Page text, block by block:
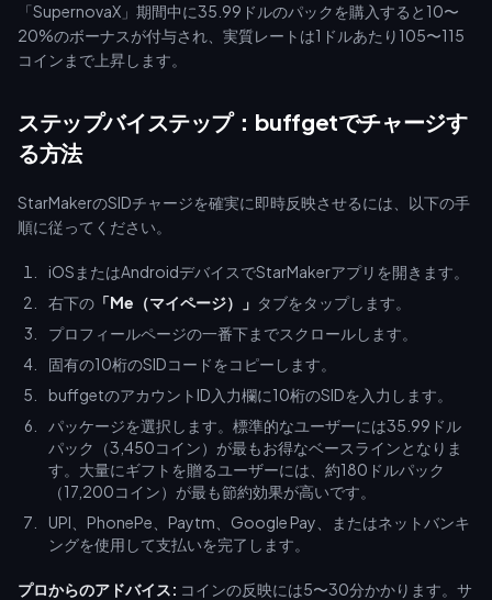
「SupernovaX」期間中に35.99ドルのパックを購入すると10〜
20%のボーナスが付与され、実質レートは1ドルあたり105〜115
コインまで上昇します。
ステップバイステップ：buffgetでチャージす
る方法
StarMakerのSIDチャージを確実に即時反映させるには、以下の手
順に従ってください。
iOSまたはAndroidデバイスでStarMakerアプリを開きます。
右下の 「Me（マイページ）」 タブをタップします。
プロフィールページの一番下までスクロールします。
固有の10桁のSIDコードをコピーします。
buffgetのアカウントID入力欄に10桁のSIDを入力します。
パッケージを選択します。標準的なユーザーには35.99ドル
パック（3,450コイン）が最もお得なベースラインとなりま
す。大量にギフトを贈るユーザーには、約180ドルパック
（17,200コイン）が最も節約効果が高いです。
UPI、PhonePe、Paytm、Google Pay、またはネットバンキ
ングを使用して支払いを完了します。
プロからのアドバイス: コインの反映には5〜30分かかります。サ